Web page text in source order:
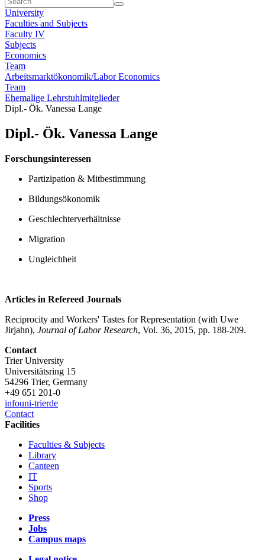
University
Faculties and Subjects
Faculty IV
Subjects
Economics
Team
Arbeitsmarktökonomik/Labor Economics
Team
Ehemalige Lehrstuhlmitglieder
Dipl.- Ök. Vanessa Lange
Dipl.- Ök. Vanessa Lange
Forschungsinteressen
Partizipation & Mitbestimmung
Bildungsökonomik
Geschlechterverhältnisse
Migration
Ungleichheit
Articles in Refereed Journals
Reciprocity and Workers' Tastes for Representation (with Uwe
Jirjahn), Journal of Labor Research, Vol. 36, 2015, pp. 188-209.
Contact
Trier University
Universitätsring 15
54296 Trier, Germany
+49 651 201-0
infouni-trierde
Contact
Facilities
Faculties & Subjects
Library
Canteen
IT
Sports
Shop
Press
Jobs
Campus maps